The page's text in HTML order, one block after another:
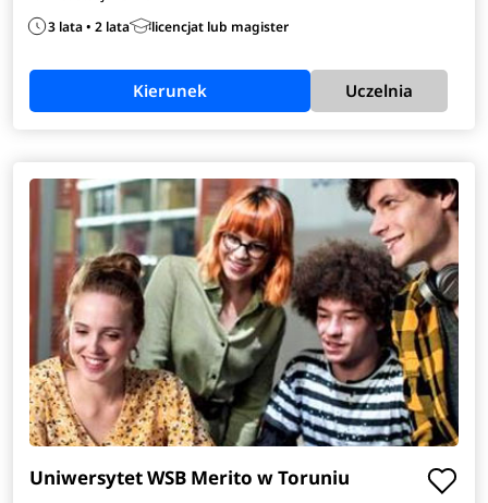
otworzenia własnego gabinetu.Zobacz
kierunku>
3 lata • 2 lata licencjat lub magister
Kierunek Uczelnia
Uniwersytet WSB Merito w Toruniu